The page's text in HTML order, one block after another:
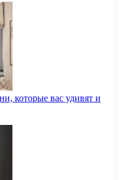
которые вас удивят и